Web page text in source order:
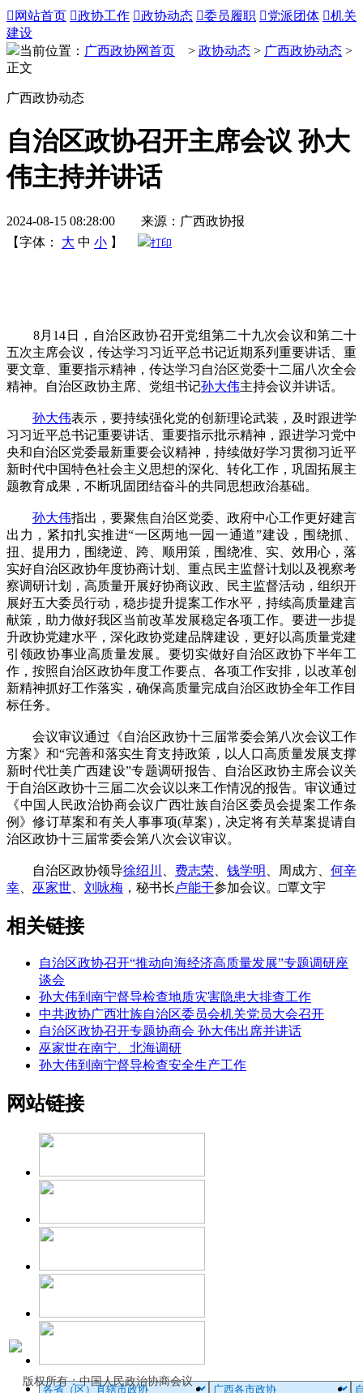
 网站首页 政协工作 政协动态 委员履职 党派团体 机关
建设
当前位置： 广西政协网首页 > 政协动态 > 广西政协动态 >
正文
广西政协动态
自治区政协召开主席会议 孙大
伟主持并讲话
2024-08-15 08:28:00 来源：广西政协报
【字体：
大 中 小 】 打印
8月14日，自治区政协召开党组第二十九次会议和第二十
五次主席会议，传达学习习近平总书记近期系列重要讲话、重
要文章、重要指示精神，传达学习自治区党委十二届八次全会
精神。自治区政协主席、党组书记孙大伟主持会议并讲话。
孙大伟表示，要持续强化党的创新理论武装，及时跟进学
习习近平总书记重要讲话、重要指示批示精神，跟进学习党中
央和自治区党委最新重要会议精神，持续做好学习贯彻习近平
新时代中国特色社会主义思想的深化、转化工作，巩固拓展主
题教育成果，不断巩固团结奋斗的共同思想政治基础。
孙大伟指出，要聚焦自治区党委、政府中心工作更好建言
出力，紧扣扎实推进“一区两地一园一通道”建设，围绕抓、
扭、提用力，围绕逆、跨、顺用策，围绕准、实、效用心，落
实好自治区政协年度协商计划、重点民主监督计划以及视察考
察调研计划，高质量开展好协商议政、民主监督活动，组织开
展好五大委员行动，稳步提升提案工作水平，持续高质量建言
献策，助力做好我区当前改革发展稳定各项工作。要进一步提
升政协党建水平，深化政协党建品牌建设，更好以高质量党建
引领政协事业高质量发展。要切实做好自治区政协下半年工
作，按照自治区政协年度工作要点、各项工作安排，以改革创
新精神抓好工作落实，确保高质量完成自治区政协全年工作目
标任务。
会议审议通过《自治区政协十三届常委会第八次会议工作
方案》和“完善和落实生育支持政策，以人口高质量发展支撑
新时代壮美广西建设”专题调研报告、自治区政协主席会议关
于自治区政协十三届二次会议以来工作情况的报告。审议通过
《中国人民政治协商会议广西壮族自治区委员会提案工作条
例》修订草案和有关人事事项(草案)，决定将有关草案提请自
治区政协十三届常委会第八次会议审议。
自治区政协领导徐绍川 费志荣 钱学明 、周成方、 何辛
幸
巫家世 刘咏梅 ，秘书长卢能干参加会议。□覃文宇
相关链接
自治区政协召开“推动向海经济高质量发展”专题调研座
谈会
孙大伟到南宁督导检查地质灾害隐患大排查工作
中共政协广西壮族自治区委员会机关党员大会召开
自治区政协召开专题协商会 孙大伟出席并讲话
巫家世在南宁、北海调研
孙大伟到南宁督导检查安全生产工作
网站链接
版权所有：中国人民政治协商会议